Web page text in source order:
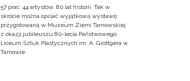
57 prac. 44 artystów. 80 lat historii. Tak w
skrócie można opisać wyjątkową wystawę
przygotowaną w Muzeum Ziemi Tarnowskiej
z okazji jubileuszu 80-lecia Państwowego
Liceum Sztuk Plastycznych im. A. Grottgera w
Tarnowie.